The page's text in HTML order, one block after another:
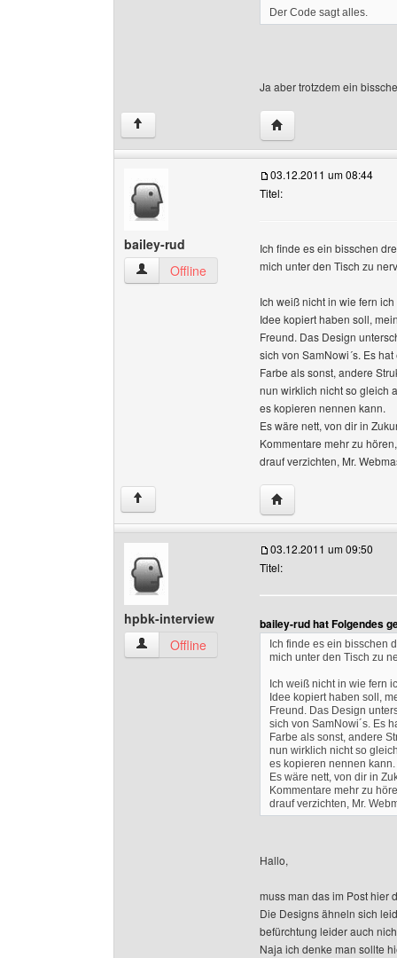
Der Code sagt alles.
Ja aber trotzdem ein
↑ Website dieses
bailey-rud
bailey-rud Benutzer-Profile anzeigen
Offline
03.12.2011 um 08:44
Titel:
Ich finde es ein bisschen
mich unter den Tisch zu
Ich weiß nicht in wie fern
Idee kopiert haben soll,
Freund. Das Design
sich von SamNowi´s. Es
Farbe als sonst, andere
nun wirklich nicht so gleich
es kopieren nennen kann.
Es wäre nett, von dir in
Kommentare mehr zu
drauf verzichten, Mr.
↑ Website dieses
hpbk-interview
hpbk-interview Benutzer-Profile anzeigen
Offline
03.12.2011 um 09:50
Titel:
bailey-rud hat Folgendes
Ich finde es ein bisschen
mich unter den Tisch zu
Ich weiß nicht in wie fern
Idee kopiert haben soll,
Freund. Das Design
sich von SamNowi´s. Es
Farbe als sonst, andere
nun wirklich nicht so
es kopieren nennen kann.
Es wäre nett, von dir in
Kommentare mehr zu
drauf verzichten, Mr.
Hallo,
muss man das im Post hier
Die Designs ähneln sich
befürchtung leider auch
Naja ich denke man sollte